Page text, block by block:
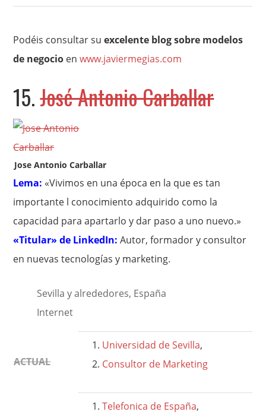
Podéis consultar suexcelente blog sobre modelos
de negocio enwww.javiermegias.com
15.José Antonio Carballar
Jose Antonio Carballar
Lema: «Vivimos en una época en la que es tan
importante l conocimiento adquirido como la
capacidad para apartarlo y dar paso a uno nuevo.»
«Titular» de LinkedIn:Autor, formador y consultor
en nuevas tecnologías y marketing.
Sevilla y alrededores, España
Internet
ACTUAL
Universidad de Sevilla,
Consultor de Marketing
Telefonica de España,